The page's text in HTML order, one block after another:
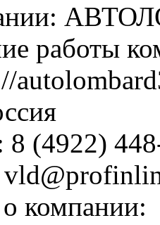
работы
8 (4922)
компании: